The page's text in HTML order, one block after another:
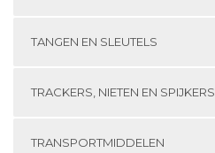
TANGEN EN SLEUTELS
TRACKERS, NIETEN EN SPIJKERS
TRANSPORTMIDDELEN